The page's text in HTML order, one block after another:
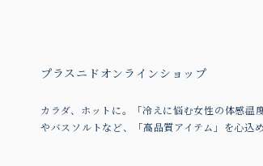
プラスニドオンラインショップ
カラダ、ホットに。「冷えに悩む女性の体感温
やバスソルトなど、「高品質アイテム」を心込